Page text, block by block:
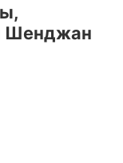
Шенджан